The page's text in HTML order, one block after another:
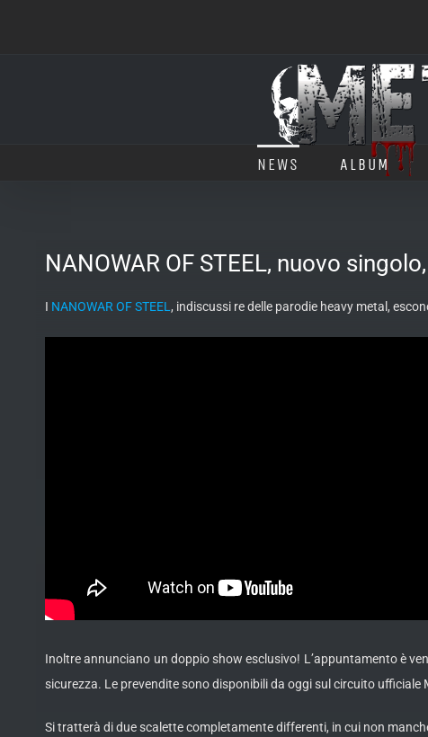
NEWS ALBUM
NANOWAR OF STEEL, nuovo
I NANOWAR OF STEEL, indiscussi re delle parodie heavy metal,
Inoltre annunciano un doppio show esclusivo! L’appuntamento è
sicurezza. Le prevendite sono disponibili da oggi sul circuito ufficiale
Si tratterà di due scalette completamente differenti, in cui non